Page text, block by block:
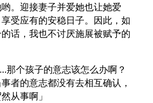
哟。迎接妻子并爱她也让她爱
受应有的安稳日子。因此，如
话，我也不讨厌施展被赋予的
那个孩子的意志该怎么办啊？
者的意志都没有去相互确认，
从事啊」